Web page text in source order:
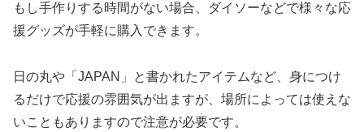
もし手作りする時間がない場合、ダイソーなどで様々な応
援グッズが手軽に購入できます。
日の丸や「JAPAN」と書かれたアイテムなど、身につけ
るだけで応援の雰囲気が出ますが、場所によっては使えな
いこともありますので注意が必要です。